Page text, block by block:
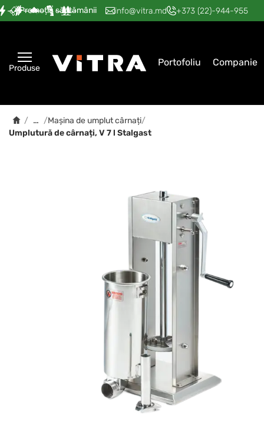
Promoția săptămânii
— — — — — info@vitra.md +373 (22)-944-955
Produse Portofoliu Companie
/ … /Mașina de umplut cârnați/
Umplutură de cârnați, V 7 l Stalgast